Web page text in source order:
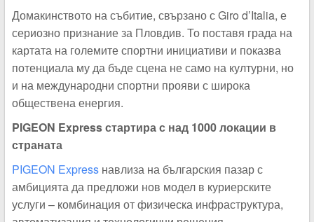
Домакинството на събитие, свързано с Giro d’Italia, е
сериозно признание за Пловдив. То поставя града на
картата на големите спортни инициативи и показва
потенциала му да бъде сцена не само на културни, но
и на международни спортни прояви с широка
обществена енергия.
PIGEON Express стартира с над 1000 локации в
страната
PIGEON Express навлиза на българския пазар с
амбицията да предложи нов модел в куриерските
услуги – комбинация от физическа инфраструктура,